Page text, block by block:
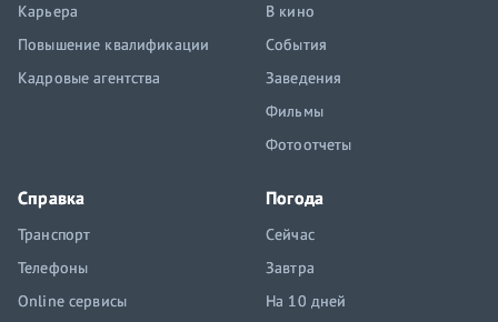
Карьера
Повышение квалификации
Кадровые агентства
В кино
События
Заведения
Фильмы
Фотоотчеты
Справка
Транспорт
Телефоны
Online сервисы
Погода
Сейчас
Завтра
На 10 дней